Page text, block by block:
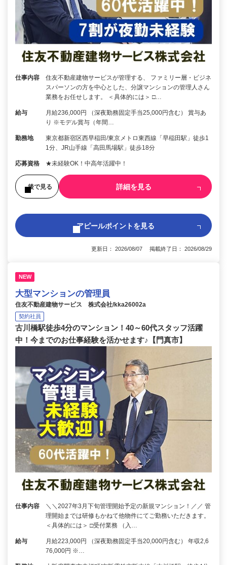
仕事内容
住友不動産建物サービスが管理する、 ファミリー層・ビジネ
スパーソンの方を中心とした、分譲マンションの管理人さん
業務をお任せします。 ＜具体的には＞ □…
給与
月給236,000円 （深夜勤務固定手当25,000円含む） 賞与あ
り ※モデル賞与（年間…
勤務地
東京都新宿区西早稲田/東京メトロ東西線「早稲田駅」徒歩1
1分、JR山手線「高田馬場駅」徒歩18分
応募資格 ★未経験OK！中高年活躍中！
後で見る 詳細を見る
アピールポイントを見る
更新日： 2026/08/07 掲載終了日： 2026/08/29
NEW
大型マンションの管理員
住友不動産建物サービス 株式会社/kka26002a
契約社員
古川橋駅徒歩4分のマンション！40～60代スタッフ活躍
中！今までのお仕事経験を活かせます♪【門真市】
仕事内容
＼＼2027年3月下旬管理開始予定の新規マンション！／／ 管
理開始までは研修もかねて他物件にてご勤務いただきます。
＜具体的には＞ □受付業務 （入…
給与
月給223,000円 （深夜勤務固定手当20,000円含む） 年収2,6
76,000円 ※…